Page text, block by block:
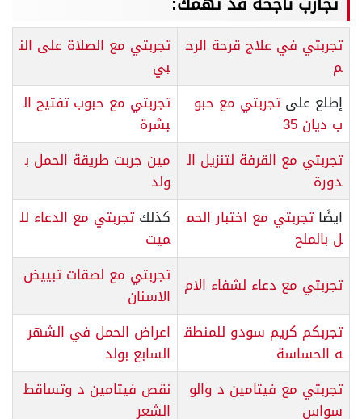
تجربتي في علاج قرحة الرح
م
تجربتي مع الصلاة على الن
بي
إطلع علىتجربتي مع حبو
ب ديان 35
تجربتي مع حبوب تفتيح ال
بشرة
تجربتي مع القرفة لتنزيل ال
دورة
مين جربت طريقة الحمل ب
ولد
ايضًاتجربتي مع اختبار الحم
ل بالملح
كذلكتجربتي مع الدعاء لل
ميت
تجربتي مع دعاء لشفاء الام تجربتي مع لصقات تبييض
الاسنان
تجربكم كريم سودو للمنطق
ه الحساسة
اعراض الحمل في الشهر
السابع بولد
تجربتي مع فيتامين د والو
سواس
نقص فيتامين د وتساقط
الشعر